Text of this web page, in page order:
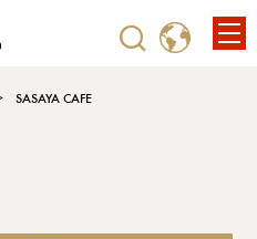
SASAYA CAFE